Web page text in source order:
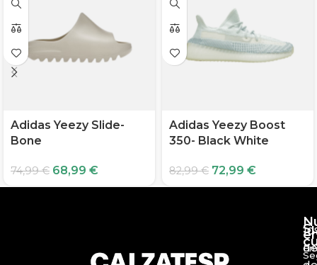
Adidas Yeezy Slide-
Bone
74,99€ 68,99 €
Adidas Yeezy Boost
350- Black White
82,99€ 72,99 €
de